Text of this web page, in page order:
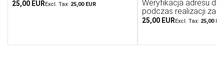
25,00 EUR 25,00 EUR
Weryfikacja adresu
podczas realizacji
25,00 EUR 25,00